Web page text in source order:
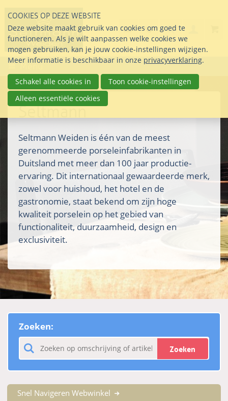
links
over
Direct
naar
inhoud
Direct
naar
het
info@seltmann-
Stel uw vraag
085 76 07 000
Search
Menu
Seltmann
Seltmann Weiden is één van de meest
gerenommeerde porseleinfabrikanten in
Duitsland met meer dan 100 jaar productie-
ervaring. Dit internationaal gewaardeerde merk,
zowel voor huishoud, het hotel en de
gastronomie, staat bekend om zijn hoge
kwaliteit porselein op het gebied van
functionaliteit, duurzaamheid, design en
exclusiviteit.
Zoeken:
Zoeken
Snel Navigeren Webwinkel
COOKIES OP DEZE WEBSITE
Deze website maakt gebruik van cookies om goed te
functioneren. Als je wilt aanpassen welke cookies we
mogen gebruiken, kan je jouw cookie-instellingen wijzigen.
Meer informatie is beschikbaar in onze privacyverklaring.
Schakel alle cookies in
Toon cookie-instellingen
Alleen essentiële cookies